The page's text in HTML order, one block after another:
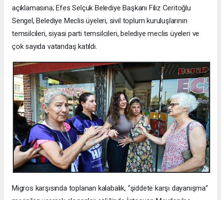
açıklamasına; Efes Selçuk Belediye Başkanı Filiz Ceritoğlu
Sengel, Belediye Meclis üyeleri, sivil toplum kuruluşlarının
temsilcileri, siyasi parti temsilcileri, belediye meclis üyeleri ve
çok sayıda vatandaş katıldı.
Migros karşısında toplanan kalabalık, “şiddete karşı dayanışma”